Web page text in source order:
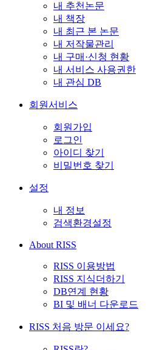
내 추천논문
내 책장
내 최근 본 논문
내 저작물관리
내 구매·신청 현황
내 서비스 사용권한
내 관심 DB
회원서비스
회원가입
로그인
아이디 찾기
비밀번호 찾기
설정
내 정보
검색환경설정
About RISS
RISS 이용방법
RISS 지식더하기
DB연계 현황
BI 및 배너 다운로드
RISS 처음 방문 이세요?